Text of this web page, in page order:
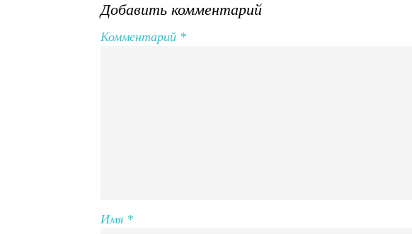
Добавить комментарий
Комментарий *
Имя *